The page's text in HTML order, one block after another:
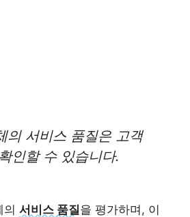
의 서비스 품질은 고객
인할 수 있습니다.
의 서비스 품질을 평가하며, 이